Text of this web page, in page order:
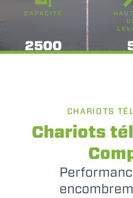
CAPACITÉ
2500
CHARIOTS
Chariots